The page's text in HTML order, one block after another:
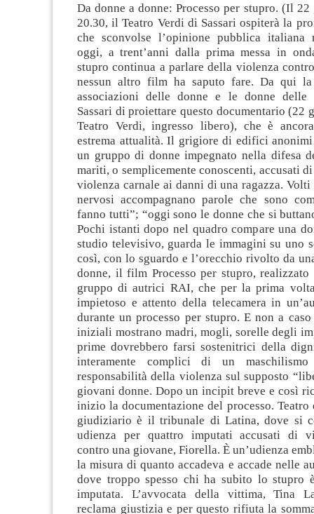
Da donne a donne: Processo per stupro. (Il
20.30, il Teatro Verdi di Sassari ospiterà la
che sconvolse l’opinione pubblica italiana
oggi, a trent’anni dalla prima messa in
stupro continua a parlare della violenza
nessun altro film ha saputo fare. Da qui la
associazioni delle donne e le donne delle
Sassari di proiettare questo documentario (22
Teatro Verdi, ingresso libero), che è
estrema attualità. Il grigiore di edifici
un gruppo di donne impegnato nella difesa
mariti, o semplicemente conoscenti, accusati
violenza carnale ai danni di una ragazza. Volti
nervosi accompagnano parole che sono
fanno tutti”; “oggi sono le donne che si
Pochi istanti dopo nel quadro compare una
studio televisivo, guarda le immagini su uno
così, con lo sguardo e l’orecchio rivolto da
donne, il film Processo per stupro,
gruppo di autrici RAI, che per la prima
impietoso e attento della telecamera in
durante un processo per stupro. E non a
iniziali mostrano madri, mogli, sorelle degli
prime dovrebbero farsi sostenitrici della
interamente complici di un
responsabilità della violenza sul supposto
giovani donne. Dopo un incipit breve e così
inizio la documentazione del processo. Teatro
giudiziario è il tribunale di Latina, dove si
udienza per quattro imputati accusati di
contro una giovane, Fiorella. È un’udienza
la misura di quanto accadeva e accade nelle
dove troppo spesso chi ha subito lo stupro
imputata. L’avvocata della vittima, Tina
reclama giustizia e per questo rifiuta la